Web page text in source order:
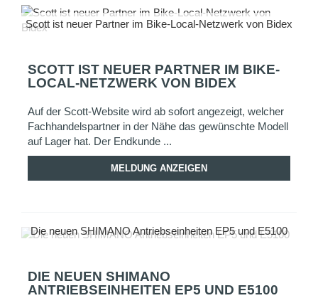
Scott ist neuer Partner im Bike-Local-Netzwerk von Bidex
SCOTT IST NEUER PARTNER IM BIKE-
LOCAL-NETZWERK VON BIDEX
Auf der Scott-Website wird ab sofort angezeigt, welcher
Fachhandelspartner in der Nähe das gewünschte Modell
auf Lager hat. Der Endkunde ...
MELDUNG ANZEIGEN
Die neuen SHIMANO Antriebseinheiten EP5 und E5100
DIE NEUEN SHIMANO
ANTRIEBSEINHEITEN EP5 UND E5100